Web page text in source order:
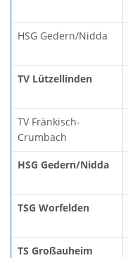
HSG Gedern/Nidda
TV Lützellinden
TV Fränkisch-
Crumbach
HSG Gedern/Nidda
TSG Worfelden
TS Großauheim